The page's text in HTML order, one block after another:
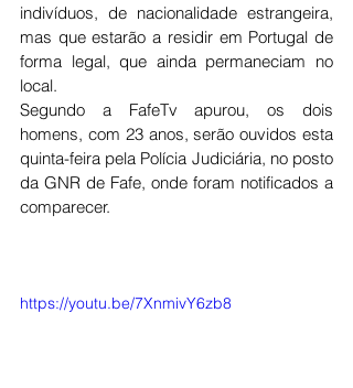
indivíduos, de nacionalidade estrangeira,
mas que estarão a residir em Portugal de
forma legal, que ainda permaneciam no
local.
Segundo a FafeTv apurou, os dois
homens, com 23 anos, serão ouvidos esta
quinta-feira pela Polícia Judiciária, no posto
da GNR de Fafe, onde foram notificados a
comparecer.
https://youtu.be/7XnmivY6zb8